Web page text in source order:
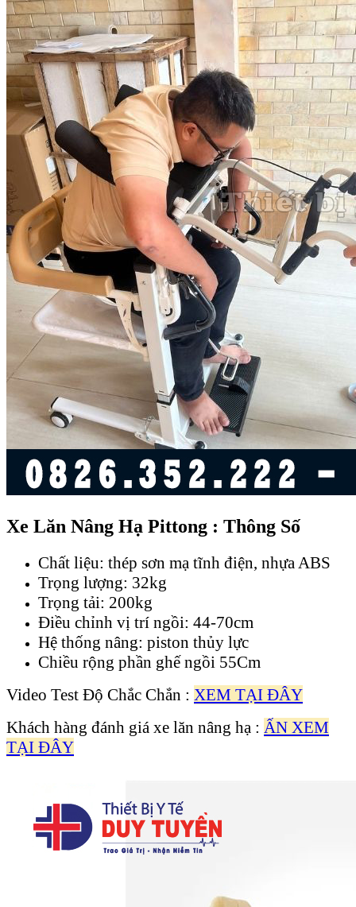
Xe Lăn Nâng Hạ Pittong : Thông Số
Chất liệu: thép sơn mạ tĩnh điện, nhựa ABS
Trọng lượng: 32kg
Trọng tải: 200kg
Điều chỉnh vị trí ngồi: 44-70cm
Hệ thống nâng: piston thủy lực
Chiều rộng phần ghế ngồi 55Cm
Video Test Độ Chắc Chắn : XEM TẠI ĐÂY
Khách hàng đánh giá xe lăn nâng hạ : ẤN XEM
TẠI ĐÂY